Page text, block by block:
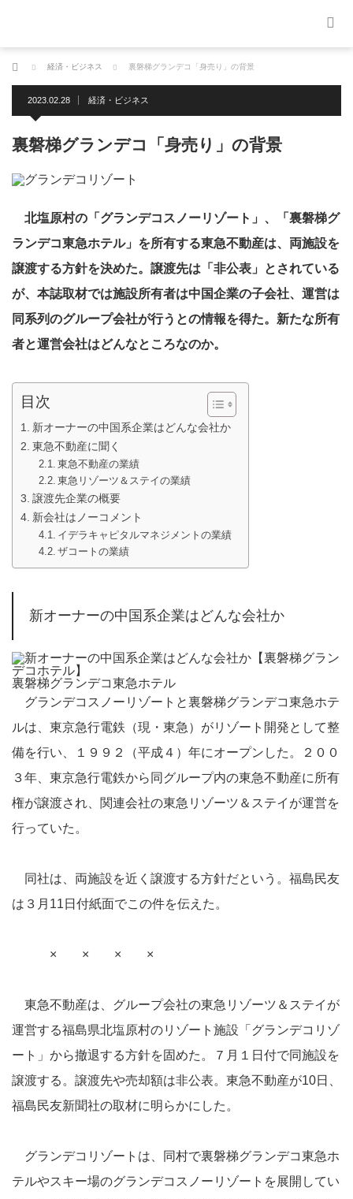
ホーム 経済・ビジネス 裏磐梯グランデコ「身売り」の背景
2023.02.28 経済・ビジネス
裏磐梯グランデコ「身売り」の背景
北塩原村の「グランデコスノーリゾート」、「裏磐梯グ
ランデコ東急ホテル」を所有する東急不動産は、両施設を
譲渡する方針を決めた。譲渡先は「非公表」とされている
が、本誌取材では施設所有者は中国企業の子会社、運営は
同系列のグループ会社が行うとの情報を得た。新たな所有
者と運営会社はどんなところなのか。
目次
新オーナーの中国系企業はどんな会社か
東急不動産に聞く
東急不動産の業績
東急リゾーツ＆ステイの業績
譲渡先企業の概要
新会社はノーコメント
イデラキャピタルマネジメントの業績
ザコートの業績
新オーナーの中国系企業はどんな会社か
裏磐梯グランデコ東急ホテル
グランデコスノーリゾートと裏磐梯グランデコ東急ホテ
ルは、東京急行電鉄（現・東急）がリゾート開発として整
備を行い、１９９２（平成４）年にオープンした。２００
３年、東京急行電鉄から同グループ内の東急不動産に所有
権が譲渡され、関連会社の東急リゾーツ＆ステイが運営を
行っていた。
同社は、両施設を近く譲渡する方針だという。福島民友
は３月11日付紙面でこの件を伝えた。
× × × ×
東急不動産は、グループ会社の東急リゾーツ＆ステイが
運営する福島県北塩原村のリゾート施設「グランデコリゾ
ート」から撤退する方針を固めた。７月１日付で同施設を
譲渡する。譲渡先や売却額は非公表。東急不動産が10日、
福島民友新聞社の取材に明らかにした。
グランデコリゾートは、同村で裏磐梯グランデコ東急ホ
テルやスキー場のグランデコスノーリゾートを展開してい